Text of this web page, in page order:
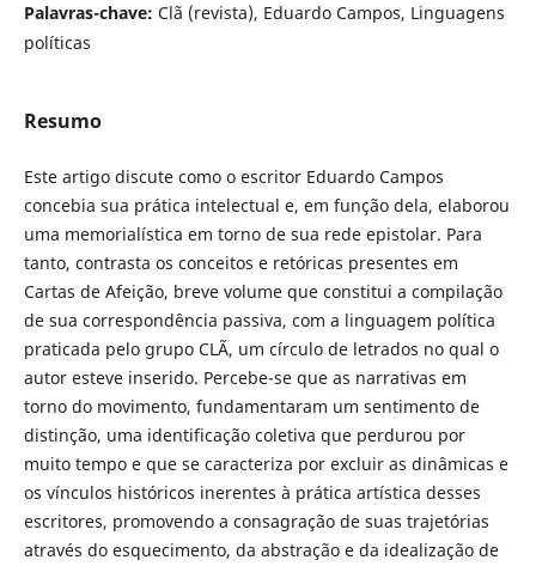
Palavras-chave: Clã (revista), Eduardo Campos, Linguagens
políticas
Resumo
Este artigo discute como o escritor Eduardo Campos
concebia sua prática intelectual e, em função dela, elaborou
uma memorialística em torno de sua rede epistolar. Para
tanto, contrasta os conceitos e retóricas presentes em
Cartas de Afeição, breve volume que constitui a compilação
de sua correspondência passiva, com a linguagem política
praticada pelo grupo CLÃ, um círculo de letrados no qual o
autor esteve inserido. Percebe-se que as narrativas em
torno do movimento, fundamentaram um sentimento de
distinção, uma identificação coletiva que perdurou por
muito tempo e que se caracteriza por excluir as dinâmicas e
os vínculos históricos inerentes à prática artística desses
escritores, promovendo a consagração de suas trajetórias
através do esquecimento, da abstração e da idealização de